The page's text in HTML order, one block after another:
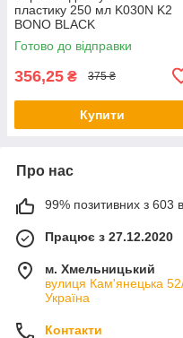
пластику 250 мл K030N K2
BONO BLACK
Готово до відправки
356,25 ₴ 375 ₴
Купити
Про нас
99% позитивних з 603
Працює з 27.12.2020
м. Хмельницький
вулиця Кам'янецька
Україна
Контакти